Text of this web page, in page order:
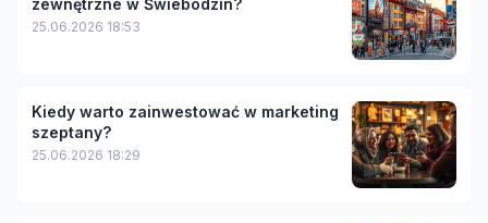
zewnętrzne w Świebodzin?
25.06.2026 18:53
Kiedy warto zainwestować w marketing
szeptany?
25.06.2026 18:29